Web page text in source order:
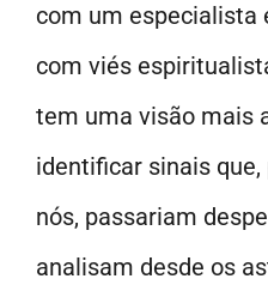
com um especialista
com viés
tem uma visão mais
identificar sinais
nós, passariam
analisam desde os